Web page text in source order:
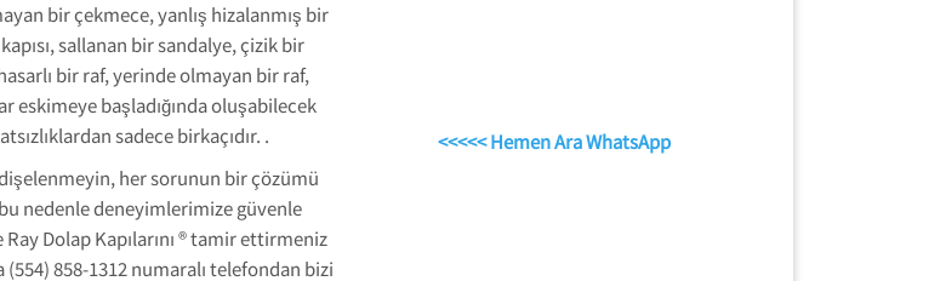
bir çekmece, yanlış hizalanmış bir
sallanan bir sandalye, çizik bir
bir raf, yerinde olmayan bir raf,
eskimeye başladığında oluşabilecek
sadece birkaçıdır. .
her sorunun bir çözümü
nedenle deneyimlerimize güvenle
Ray Dolap Kapılarını ® tamir ettirmeniz
(554) 858-1312 numaralı telefondan bizi
<<<<< Hemen Ara WhatsApp